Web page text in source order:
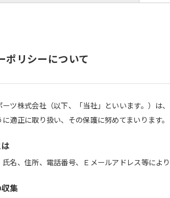
ポリシーについて
ツ株式会社（以下、「当社」といいます。）は
適正に取り扱い、その保護に努めてまいります。
名、住所、電話番号、Ｅメールアドレス等によ
集